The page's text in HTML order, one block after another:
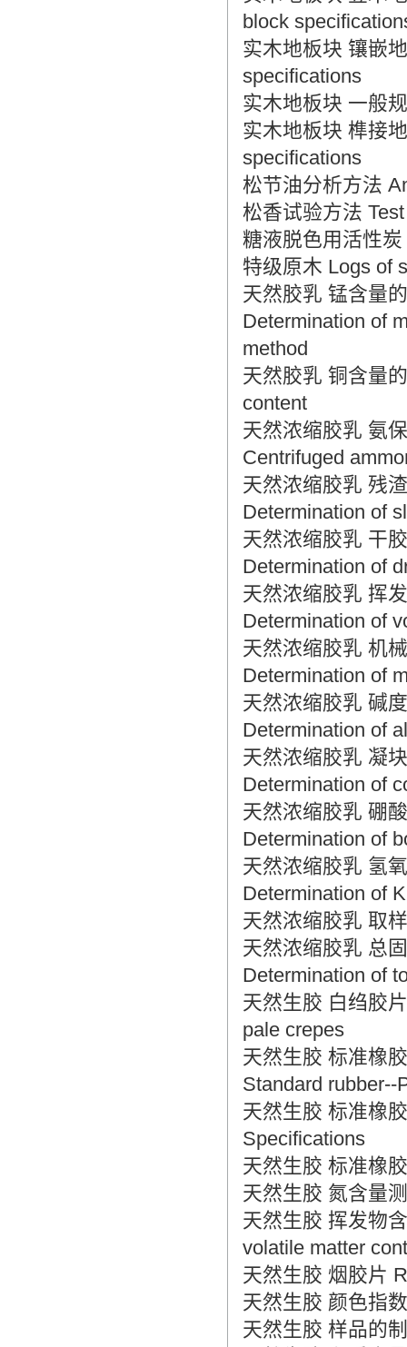
block
实木地板块 镶嵌
specifications
实木地板块 一般
实木地板块 榫接
specifications
松节油分析方法
松香试验方法
糖液脱色用活性
特级原木 Logs of
天然胶乳 锰含量
Determination of
method
天然胶乳 铜含量
content
天然浓缩胶乳 氨
Centrifuged
天然浓缩胶乳 残
Determination of
天然浓缩胶乳 干
Determination of
天然浓缩胶乳 挥
Determination of
天然浓缩胶乳 机
Determination of
天然浓缩胶乳 碱
Determination of
天然浓缩胶乳 凝
Determination of
天然浓缩胶乳 硼
Determination of
天然浓缩胶乳 氢
Determination of
天然浓缩胶乳 取
天然浓缩胶乳 总
Determination of
天然生胶 白绉胶
pale crepes
天然生胶 标准橡
Standard rubber--
天然生胶 标准橡
Specifications
天然生胶 标准橡
天然生胶 氮含量
天然生胶 挥发物
volatile matter
天然生胶 烟胶片
天然生胶 颜色指
天然生胶 样品的